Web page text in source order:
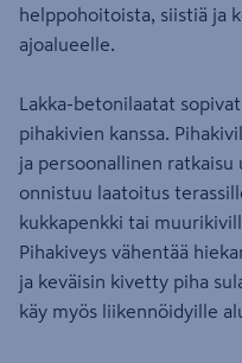
helppohoitoista, siistiä ja
ajoalueelle.
Lakka-betonilaatat
pihakivien kanssa.
ja persoonallinen ratkaisu
onnistuu laatoitus
kukkapenkki tai
Pihakiveys vähentää
ja keväisin kivetty piha
käy myös liikennöidyille